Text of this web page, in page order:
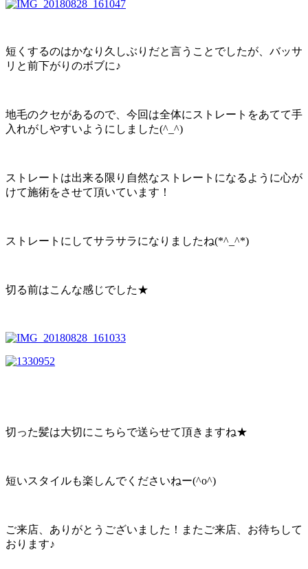
短くするのはかなり久しぶりだと言うことでしたが、バッサ
リと前下がりのボブに♪
地毛のクセがあるので、今回は全体にストレートをあてて手
入れがしやすいようにしました(^_^)
ストレートは出来る限り自然なストレートになるように心が
けて施術をさせて頂いています！
ストレートにしてサラサラになりましたね(*^_^*)
切る前はこんな感じでした★
切った髪は大切にこちらで送らせて頂きますね★
短いスタイルも楽しんでくださいねー(^o^)
ご来店、ありがとうございました！またご来店、お待ちして
おります♪